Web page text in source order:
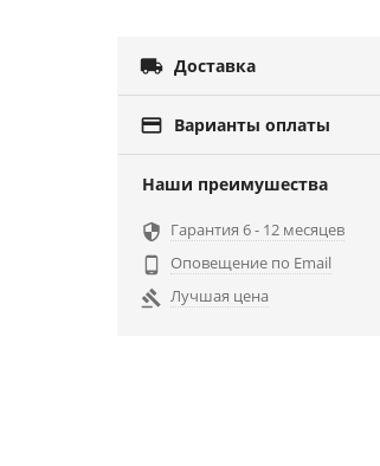
 Доставка
 Варианты оплаты
Наши преимушества
 Гарантия 6 - 12 месяцев

Оповещение по Email
 Лучшая цена